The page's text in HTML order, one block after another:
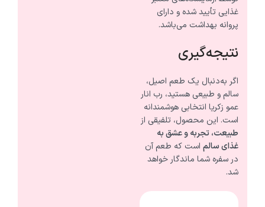
غذایی تأیید شده و دارای
پروانه بهداشت می‌باشد.
نتیجه‌گیری
اگر به‌دنبال یک طعم اصیل،
سالم و طبیعی هستید، رب انار
عمو زکریا انتخابی هوشمندانه
است. این محصول، تلفیقی از
طبیعت، تجربه و عشق به
غذای سالم است که طعم آن
در سفره شما ماندگار خواهد
شد.